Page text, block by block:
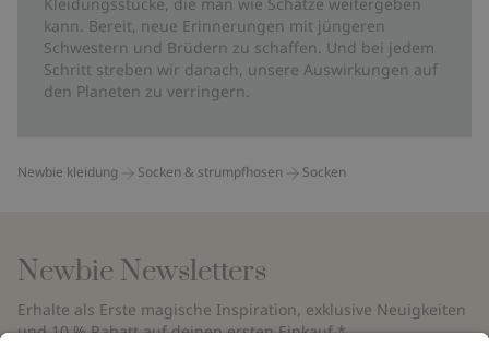
kann. Bereit, neue Erinnerungen mit jüngeren
Schwestern und Brüdern zu schaffen. Und bei jedem
Schritt streben wir danach, unsere Auswirkungen auf
den Planeten zu verringern.
Newbie kleidung Socken & strumpfhosen Socken
Newbie Newsletters
Erhalte als Erste magische Inspiration, exklusive Neuigkeiten
und 10 % Rabatt auf deinen ersten Einkauf.*